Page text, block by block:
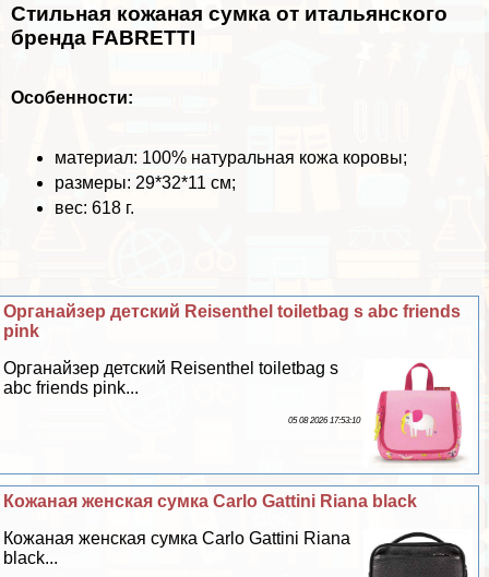
Стильная кожаная сумка от итальянского
бренда FABRETTI
Особенности:
материал: 100% натуральная кожа коровы;
размеры: 29*32*11 см;
вес: 618 г.
Органайзер детский Reisenthel toiletbag s abc friends
pink
Органайзер детский Reisenthel toiletbag s
abc friends pink...
05 08 2026 17:53:10
Кожаная женская сумка Carlo Gattini Riana black
Кожаная женская сумка Carlo Gattini Riana
black...